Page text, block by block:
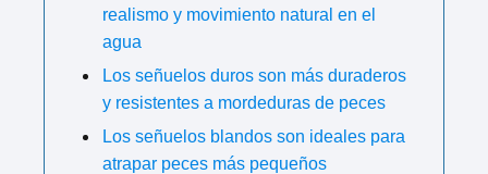
realismo y movimiento natural en el
agua
Los señuelos duros son más duraderos
y resistentes a mordeduras de peces
Los señuelos blandos son ideales para
atrapar peces más pequeños